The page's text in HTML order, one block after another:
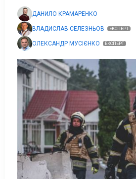
ДАНИЛО КРАМАРЕНКО
ВЛАДИСЛАВ СЕЛЕЗНЬОВ ЕКСПЕРТ
ОЛЕКСАНДР МУСІЄНКО ЕКСПЕРТ